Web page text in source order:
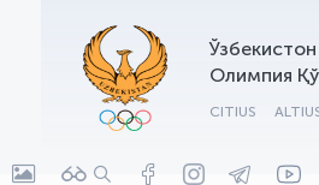
Олимпия
CITIUS
OLYMPCHIK AI - yordamchi
Онлайн · olympic.uz